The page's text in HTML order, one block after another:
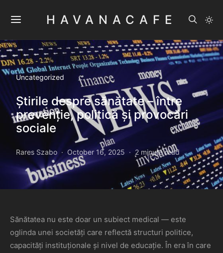
HAVANACAFE
Uncategorized
Știrile despre sănătate – între
prevenție, politică și provocări
sociale
Rares Szabo October 16, 2025 2 minute read
Sănătatea nu este doar un subiect medical — este
oglinda unei societăți care reflectă structuri politice,
capacități instituționale și nivel de educație. În era în care